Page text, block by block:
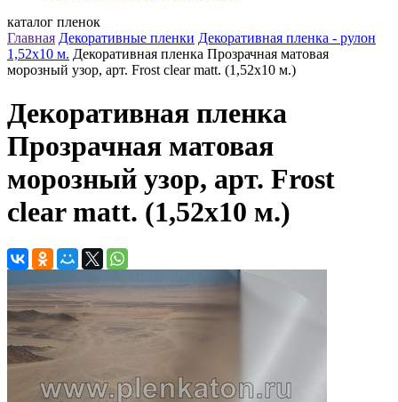
каталог пленок
Главная Декоративные пленки Декоративная пленка - рулон
1,52х10 м. Декоративная пленка Прозрачная матовая
морозный узор, арт. Frost clear matt. (1,52х10 м.)
Декоративная пленка
Прозрачная матовая
морозный узор, арт. Frost
clear matt. (1,52х10 м.)